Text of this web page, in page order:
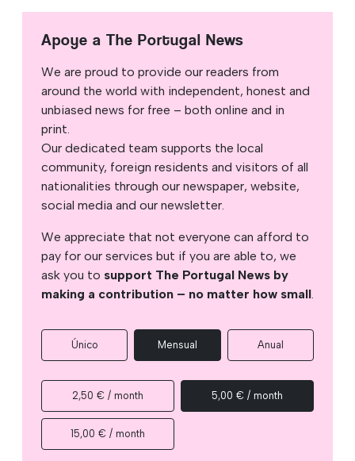
Apoye a The Portugal News
We are proud to provide our readers from
around the world with independent, honest and
unbiased news for free – both online and in
print.
Our dedicated team supports the local
community, foreign residents and visitors of all
nationalities through our newspaper, website,
social media and our newsletter.
We appreciate that not everyone can afford to
pay for our services but if you are able to, we
ask you to support The Portugal News by
making a contribution – no matter how small.
Único Mensual Anual
2,50 € / month 5,00 € / month
15,00 € / month